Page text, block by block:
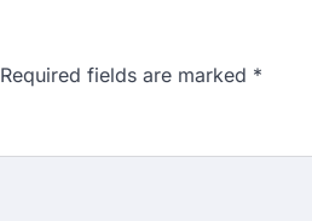
Required fields are marked *